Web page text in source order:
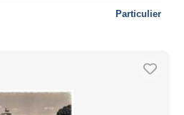
Particulier